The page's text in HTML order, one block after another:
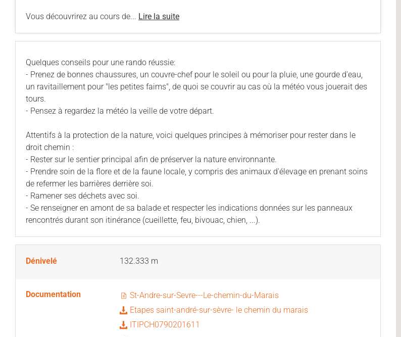
Vous découvrirez au cours de... Lire la suite
Quelques conseils pour une rando réussie:
- Prenez de bonnes chaussures, un couvre-chef pour le soleil ou pour la pluie, une gourde d'eau,
un ravitaillement pour "les petites faims", de quoi se couvrir au cas où la météo vous jouerait des
tours.
- Pensez à regardez la météo la veille de votre départ.
Attentifs à la protection de la nature, voici quelques principes à mémoriser pour rester dans le
droit chemin :
- Rester sur le sentier principal afin de préserver la nature environnante.
- Prendre soin de la flore et de la faune locale, y compris des animaux d'élevage en prenant soins
de refermer les barrières derrière soi.
- Ramener ses déchets avec soi.
- Se renseigner en amont de sa balade et respecter les indications données sur les panneaux
rencontrés durant son itinérance (cueillette, feu, bivouac, chien, ...).
Dénivelé 132.333 m
Documentation
St-Andre-sur-Sevre---Le-chemin-du-Marais
Etapes saint-andré-sur-sèvre- le chemin du marais
ITIPCH0790201611